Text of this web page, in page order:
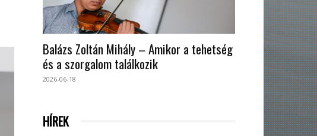
Balázs Zoltán Mihály – Amikor a tehetség
és a szorgalom találkozik
2026-06-18
HÍREK